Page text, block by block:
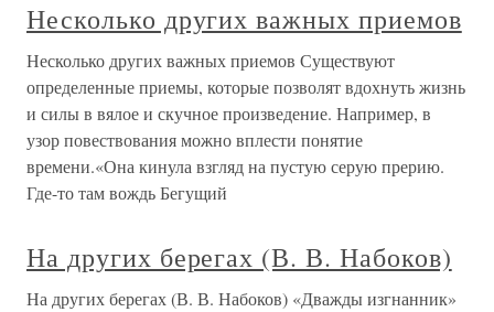
Несколько других важных приемов
Несколько других важных приемов Существуют
определенные приемы, которые позволят вдохнуть жизнь
и силы в вялое и скучное произведение. Например, в
узор повествования можно вплести понятие
времени.«Она кинула взгляд на пустую серую прерию.
Где-то там вождь Бегущий
На других берегах (В. В. Набоков)
На других берегах (В. В. Набоков) «Дважды изгнанник»